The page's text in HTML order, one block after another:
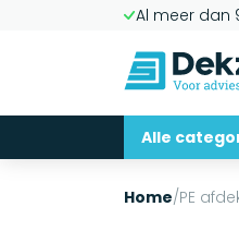
Al meer dan
Alle
Home/PE